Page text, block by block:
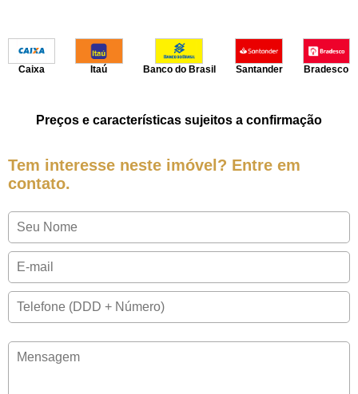
Caixa Itaú Banco do Brasil Santander Bradesco
Preços e características sujeitos a confirmação
Tem interesse neste imóvel? Entre em
contato.